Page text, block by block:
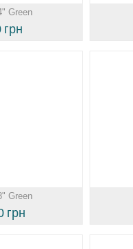
Green
грн
Green
грн